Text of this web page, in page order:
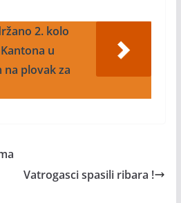
2. kolo
Kantona u
plovak za
Vatrogasci spasili ribara !